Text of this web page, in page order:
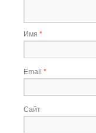
Имя *
Email *
Сайт